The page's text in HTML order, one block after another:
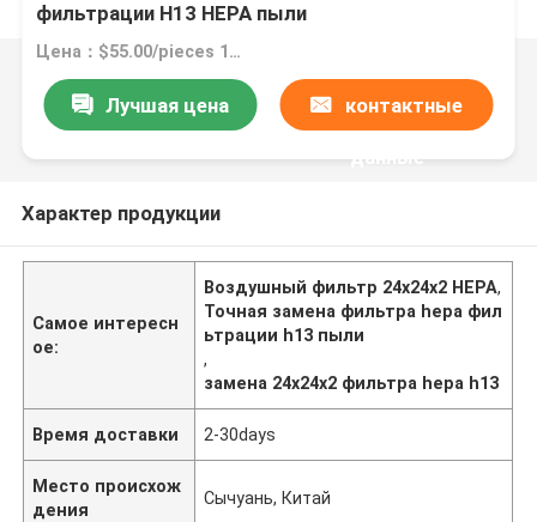
фильтрации H13 HEPA пыли
Цена：$55.00/pieces 1-49 pieces
Лучшая цена контактные
данные
Характер продукции
Самое интересн
ое:
Воздушный фильтр 24x24x2 HEPA,
Точная замена фильтра hepa фил
ьтрации h13 пыли
,
замена 24x24x2 фильтра hepa h13
Время доставки 2-30days
Место происхож
дения
Сычуань, Китай